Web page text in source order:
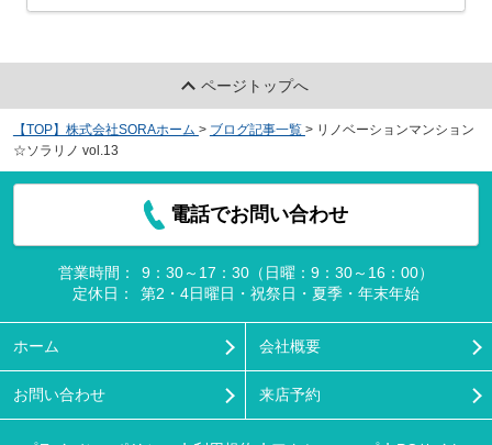
ページトップへ
【TOP】株式会社SORAホーム > ブログ記事一覧 > リノベーションマンション
☆ソラリノ vol.13
電話でお問い合わせ
営業時間：
9：30～17：30（日曜：9：30～16：00）
定休日：
第2・4日曜日・祝祭日・夏季・年末年始
ホーム 会社概要
お問い合わせ 来店予約